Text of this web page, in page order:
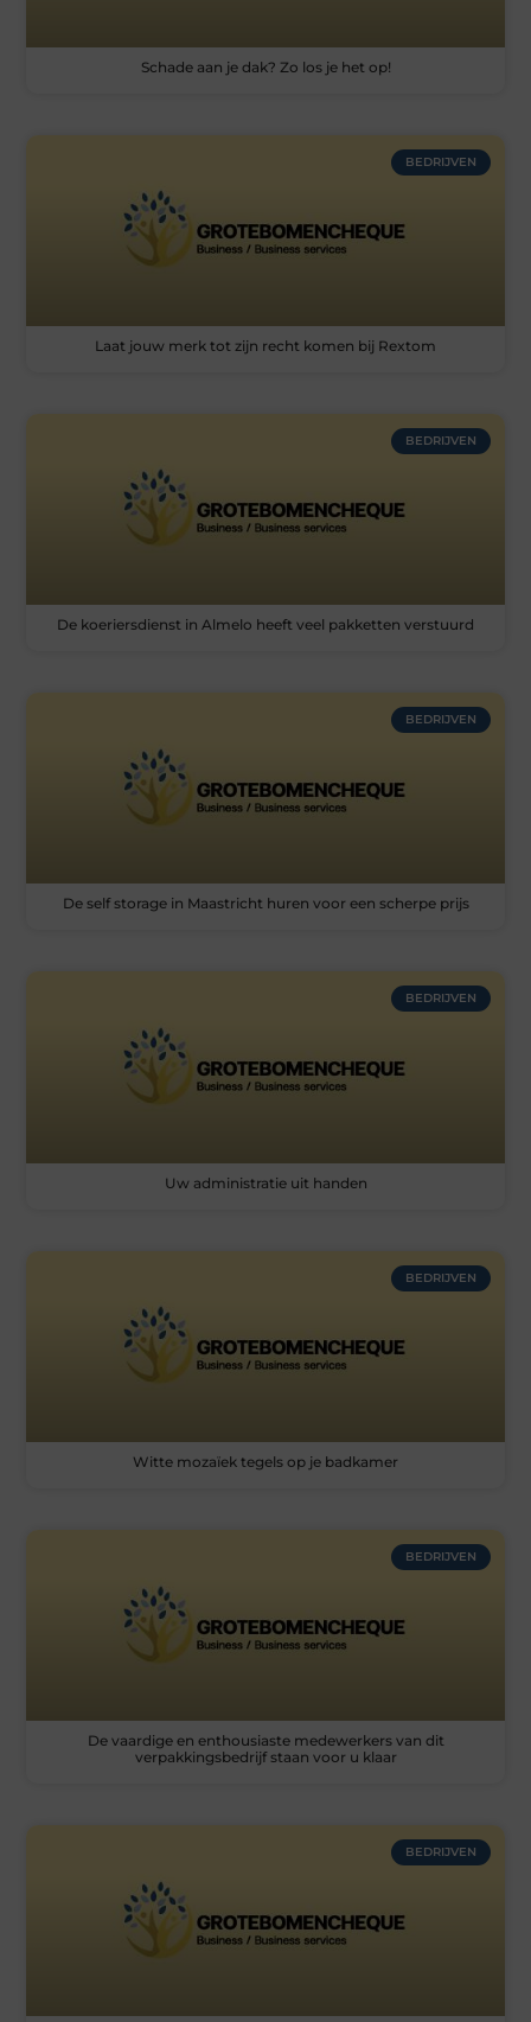
Schade aan je dak? Zo los je het op!
BEDRIJVEN
Laat jouw merk tot zijn recht komen bij Rextom
BEDRIJVEN
De koeriersdienst in Almelo heeft veel pakketten verstuurd
BEDRIJVEN
De self storage in Maastricht huren voor een scherpe prijs
BEDRIJVEN
Uw administratie uit handen
BEDRIJVEN
Witte mozaïek tegels op je badkamer
BEDRIJVEN
De vaardige en enthousiaste medewerkers van dit
verpakkingsbedrijf staan voor u klaar
BEDRIJVEN